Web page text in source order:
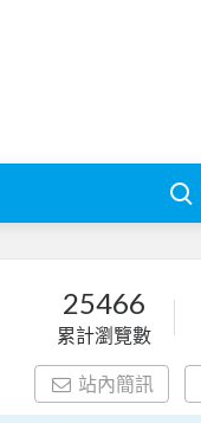
25466
累計瀏覽數
站內簡訊